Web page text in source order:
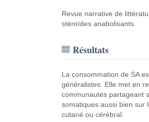
Revue narrative de
stéroïdes anabolisants.
Résultats
La consommation de SA
généralistes. Elle met en
communautés partageant
somatiques aussi bien sur
cutané ou cérébral.